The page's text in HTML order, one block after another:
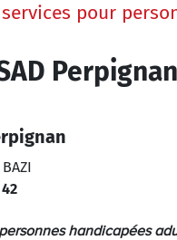
pour
Perpignan
handicapées